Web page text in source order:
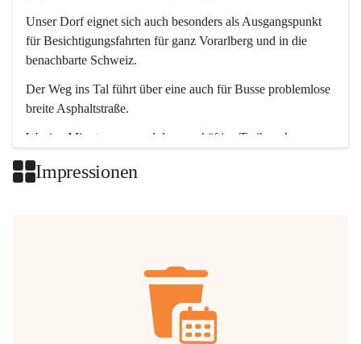
Unser Dorf eignet sich auch besonders als Ausgangspunkt
für Besichtigungsfahrten für ganz Vorarlberg und in die
benachbarte Schweiz.
Der Weg ins Tal führt über eine auch für Busse problemlose
breite Asphaltstraße.
Wenige Minuten nur, und das geschäftige Treiben der
Impressionen